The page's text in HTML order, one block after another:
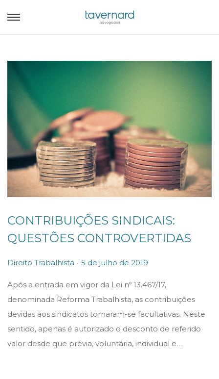
CONTRIBUIÇÕES SINDICAIS:
QUESTÕES CONTROVERTIDAS
P
Direito Trabalhista . P
5 de julho de 2019
Após a entrada em vigor da Lei nº 13.467/17,
denominada Reforma Trabalhista, as contribuições
devidas aos sindicatos tornaram-se facultativas. Neste
sentido, apenas é autorizado o desconto de referido
valor desde que prévia, voluntária, individual e…